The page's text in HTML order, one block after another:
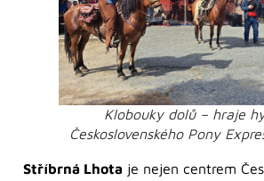
Klobouky dolů – hraje
Československého Pony
Stříbrná Lhota je nejen centrem